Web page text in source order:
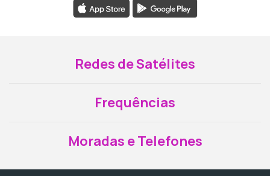
Redes de Satélites
Frequências
Moradas e Telefones